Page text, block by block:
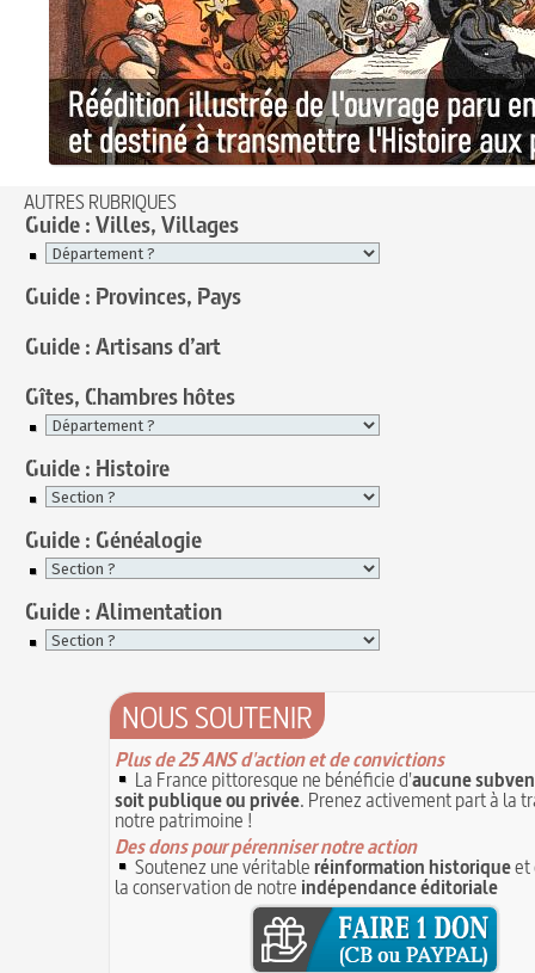
AUTRES RUBRIQUES
Guide : Villes, Villages
Guide : Provinces, Pays
Guide : Artisans d’art
Gîtes, Chambres hôtes
Guide : Histoire
Guide : Généalogie
Guide : Alimentation
NOUS SOUTENIR
Plus de 25 ANS d'action et de convictions
La France pittoresque ne bénéficie d'aucune
soit publique ou privée. Prenez activement part à la
notre patrimoine !
Des dons pour pérenniser notre action
Soutenez une véritableréinformation historiqueet
la conservation de notre indépendance éditoriale